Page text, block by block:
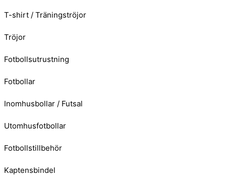
T-shirt / Träningströjor
Tröjor
Fotbollsutrustning
Fotbollar
Inomhusbollar / Futsal
Utomhusfotbollar
Fotbollstillbehör
Kaptensbindel